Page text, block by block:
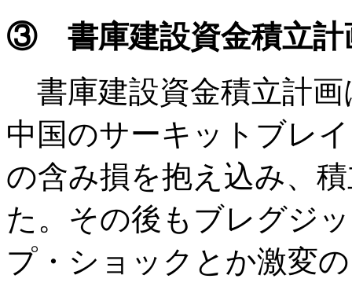
③ 書庫建設資金積立計
書庫建設資金積立計画
中国のサーキットブレ
の含み損を抱え込み、
た。その後もブレグジ
プ・ショックとか激変